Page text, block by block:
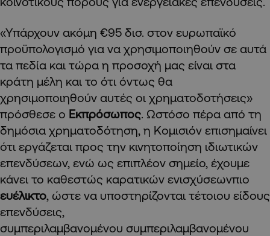
«Υπάρχουν ακόμη €95 δισ. στον ευρωπαϊκό
προϋπολογισμό για να χρησιμοποιηθούν σε αυτά
τα πεδία και τώρα η προσοχή μας είναι στα
κράτη μέλη και το ότι όντως θα
χρησιμοποιηθούν αυτές οι χρηματοδοτήσεις»
πρόσθεσε ο Εκπρόσωπος. Ωστόσο πέρα από τη
δημόσια χρηματοδότηση, η Κομισιόν επισημαίνει
ότι εργάζεται προς την κινητοποίηση ιδιωτικών
επενδύσεων, ενώ ως επιπλέον σημείο, έχουμε
κάνει το καθεστώς καρατικών ενισχύσεωνπιο
ευέλικτο, ώστε να υποστηρίζονται τέτοιου είδους
επενδύσεις,
συμπεριλαμβανομένου συμπεριλαμβανομένου